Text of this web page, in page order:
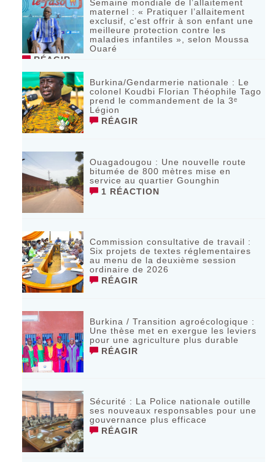
Semaine mondiale de l’allaitement
maternel : « Pratiquer l’allaitement
exclusif, c’est offrir à son enfant une
meilleure protection contre les
maladies infantiles », selon Moussa
Ouaré
RÉAGIR
Burkina/Gendarmerie nationale : Le
colonel Koudbi Florian Théophile Tago
prend le commandement de la 3ᵉ
Légion
RÉAGIR
Ouagadougou : Une nouvelle route
bitumée de 800 mètres mise en
service au quartier Gounghin
1 RÉACTION
Commission consultative de travail :
Six projets de textes réglementaires
au menu de la deuxième session
ordinaire de 2026
RÉAGIR
Burkina / Transition agroécologique :
Une thèse met en exergue les leviers
pour une agriculture plus durable
RÉAGIR
Sécurité : La Police nationale outille
ses nouveaux responsables pour une
gouvernance plus efficace
RÉAGIR